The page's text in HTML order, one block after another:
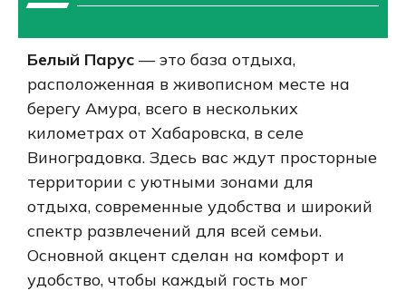
Белый Парус — это база отдыха,
расположенная в живописном месте на
берегу Амура, всего в нескольких
километрах от Хабаровска, в селе
Виноградовка. Здесь вас ждут просторные
территории с уютными зонами для
отдыха, современные удобства и широкий
спектр развлечений для всей семьи.
Основной акцент сделан на комфорт и
удобство, чтобы каждый гость мог